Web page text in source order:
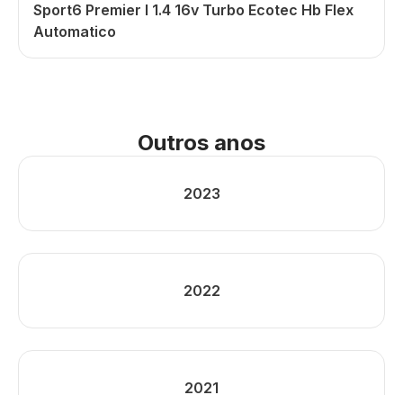
Sport6 Premier I 1.4 16v Turbo Ecotec Hb Flex
Automatico
Outros anos
2023
2022
2021